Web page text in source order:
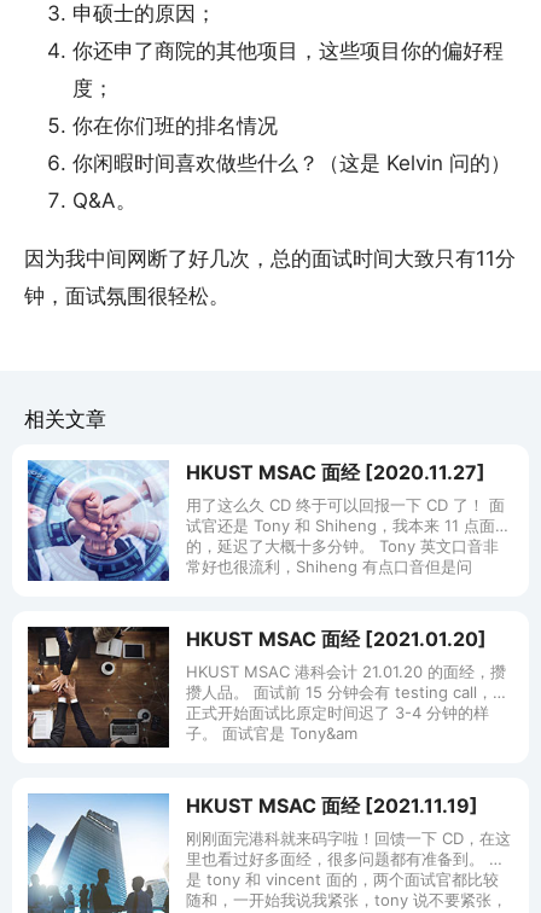
申硕士的原因；
你还申了商院的其他项目，这些项目你的偏好程
度；
你在你们班的排名情况
你闲暇时间喜欢做些什么？（这是 Kelvin 问的）
Q&A。
因为我中间网断了好几次，总的面试时间大致只有11分
钟，面试氛围很轻松。
相关文章
HKUST MSAC 面经 [2020.11.27]
用了这么久 CD 终于可以回报一下 CD 了！ 面
试官还是 Tony 和 Shiheng，我本来 11 点面
的，延迟了大概十多分钟。 Tony 英文口音非
常好也很流利，Shiheng 有点口音但是问
HKUST MSAC 面经 [2021.01.20]
HKUST MSAC 港科会计 21.01.20 的面经，攒
攒人品。 面试前 15 分钟会有 testing call，我
正式开始面试比原定时间迟了 3-4 分钟的样
子。 面试官是 Tony&am
HKUST MSAC 面经 [2021.11.19]
刚刚面完港科就来码字啦！回馈一下 CD，在这
里也看过好多面经，很多问题都有准备到。 我
是 tony 和 vincent 面的，两个面试官都比较
随和，一开始我说我紧张，tony 说不要紧张，